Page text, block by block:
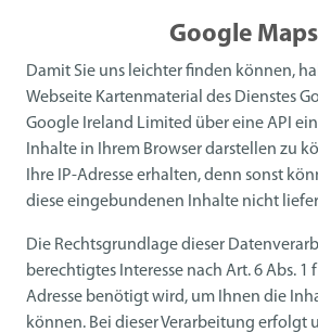
Google Maps
Damit Sie uns leichter finden können,
Webseite Kartenmaterial des Dienstes
Google Ireland Limited über eine API
Inhalte in Ihrem Browser darstellen zu
Ihre IP-Adresse erhalten, denn sonst
diese eingebundenen Inhalte nicht
Die Rechtsgrundlage dieser
berechtigtes Interesse nach Art. 6 Abs. 1
Adresse benötigt wird, um Ihnen die
können. Bei dieser Verarbeitung erfolgt